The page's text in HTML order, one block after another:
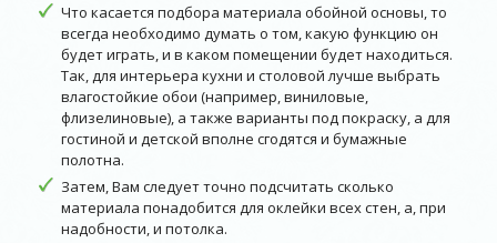
Что касается подбора материала обойной основы, то
всегда необходимо думать о том, какую функцию он
будет играть, и в каком помещении будет находиться.
Так, для интерьера кухни и столовой лучше выбрать
влагостойкие обои (например, виниловые,
флизелиновые), а также варианты под покраску, а для
гостиной и детской вполне сгодятся и бумажные
полотна.
Затем, Вам следует точно подсчитать сколько
материала понадобится для оклейки всех стен, а, при
надобности, и потолка.